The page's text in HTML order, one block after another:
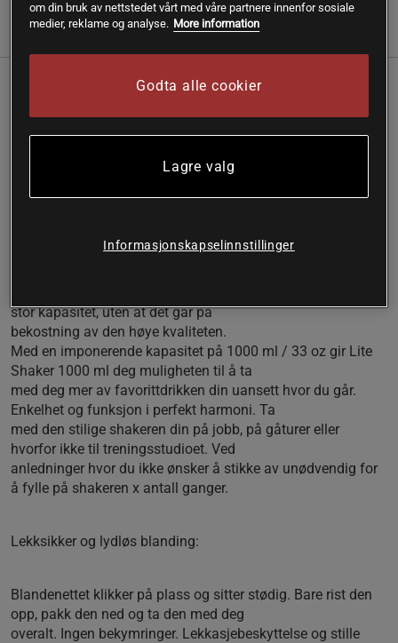
Anmeldelser
Så høy kvalitet som alltid
Noen ganger trenger du bare litt mer. Det er akkurat det Lite
stor kapasitet, uten at det går på
bekostning av den høye kvaliteten.
Med en imponerende kapasitet på 1000 ml / 33 oz gir Lite
Shaker 1000 ml deg muligheten til å ta
med deg mer av favorittdrikken din uansett hvor du går.
Enkelhet og funksjon i perfekt harmoni. Ta
med den stilige shakeren din på jobb, på gåturer eller
hvorfor ikke til treningsstudioet. Ved
anledninger hvor du ikke ønsker å stikke av unødvendig for
å fylle på shakeren x antall ganger.
Lekksikker og lydløs blanding:
Blandenettet klikker på plass og sitter stødig. Bare rist den
opp, pakk den ned og ta den med deg
overalt. Ingen bekymringer. Lekkasjebeskyttelse og stille
om din bruk av nettstedet vårt med våre partnere innenfor sosiale
medier, reklame og analyse. More information
Godta alle cookier
Lagre valg
Informasjonskapselinnstillinger